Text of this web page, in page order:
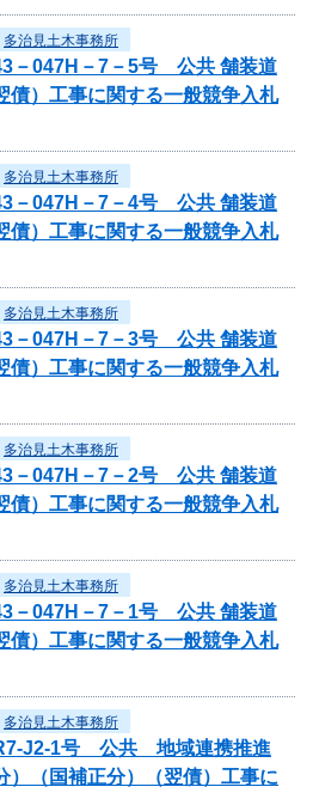
多治見土木事務所
－047H－7－5号 公共 舗装道
債）工事に関する一般競争入札
多治見土木事務所
－047H－7－4号 公共 舗装道
債）工事に関する一般競争入札
多治見土木事務所
－047H－7－3号 公共 舗装道
債）工事に関する一般競争入札
多治見土木事務所
－047H－7－2号 公共 舗装道
債）工事に関する一般競争入札
多治見土木事務所
－047H－7－1号 公共 舗装道
債）工事に関する一般競争入札
多治見土木事務所
R7-J2-1号 公共 地域連携推進
）（国補正分）（翌債）工事に